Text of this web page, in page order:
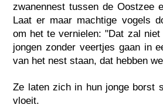
zwanennest tussen de Oostzee
Laat er maar machtige vogels
om het te vernielen: "Dat zal niet
jongen zonder veertjes gaan in
van het nest staan, dat hebben
Ze laten zich in hun jonge borst
vloeit.